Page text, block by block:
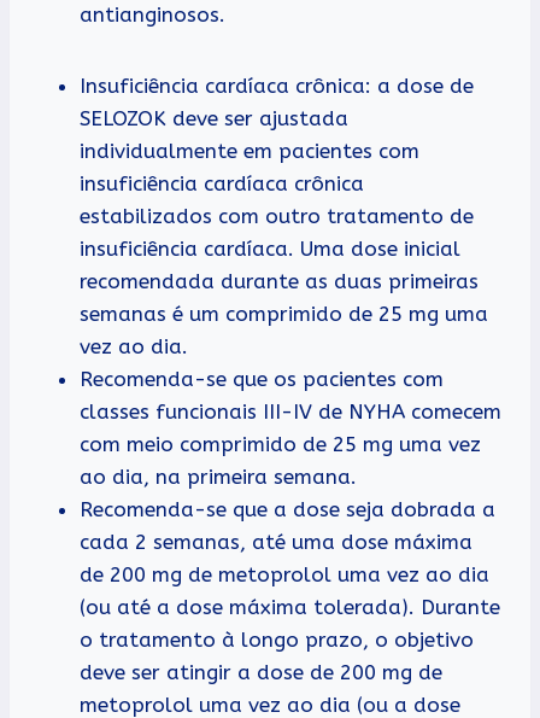
antianginosos.
Insuficiência cardíaca crônica: a dose de
SELOZOK deve ser ajustada
individualmente em pacientes com
insuficiência cardíaca crônica
estabilizados com outro tratamento de
insuficiência cardíaca. Uma dose inicial
recomendada durante as duas primeiras
semanas é um comprimido de 25 mg uma
vez ao dia.
Recomenda-se que os pacientes com
classes funcionais III-IV de NYHA comecem
com meio comprimido de 25 mg uma vez
ao dia, na primeira semana.
Recomenda-se que a dose seja dobrada a
cada 2 semanas, até uma dose máxima
de 200 mg de metoprolol uma vez ao dia
(ou até a dose máxima tolerada). Durante
o tratamento à longo prazo, o objetivo
deve ser atingir a dose de 200 mg de
metoprolol uma vez ao dia (ou a dose